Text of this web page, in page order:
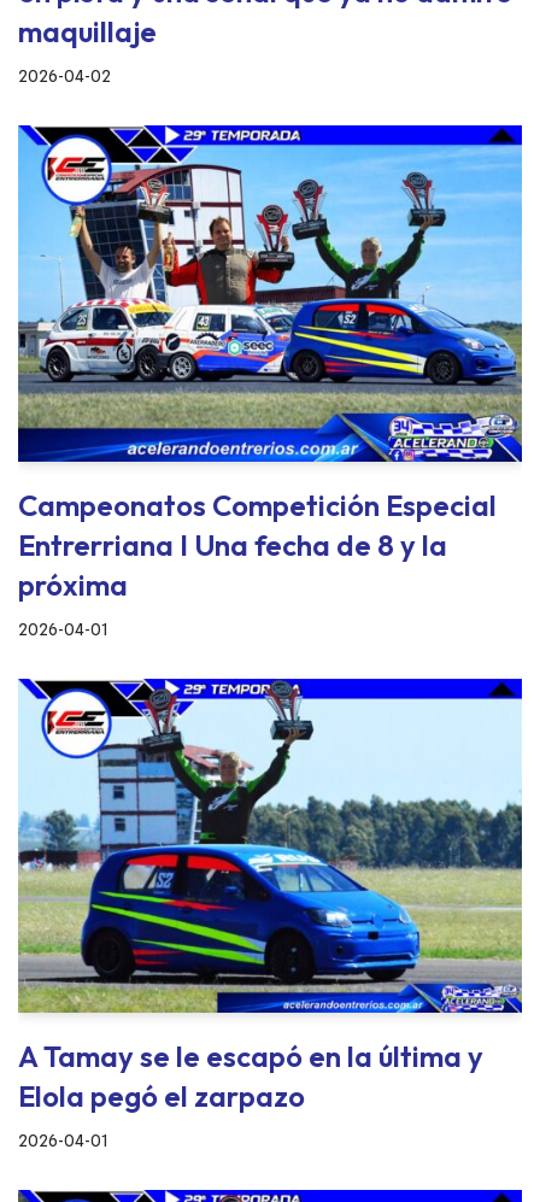
maquillaje
2026-04-02
Campeonatos Competición Especial
Entrerriana I Una fecha de 8 y la
próxima
2026-04-01
A Tamay se le escapó en la última y
Elola pegó el zarpazo
2026-04-01